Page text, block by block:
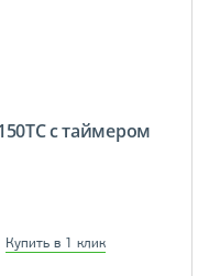
с таймером
Купить в 1 клик